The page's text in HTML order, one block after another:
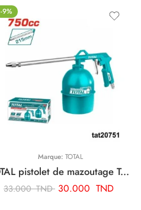
-9%
Marque: TOTAL
TOTAL pistolet de mazoutage TAT20751
33.000TND 30.000 TND